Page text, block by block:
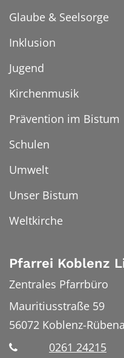
Glaube & Seelsorge
Inklusion
Jugend
Kirchenmusik
Prävention im Bistum
Schulen
Umwelt
Unser Bistum
Weltkirche
Pfarrei Koblenz
Zentrales Pfarrbüro
Mauritiusstraße 59
56072 Koblenz-
0261 24215